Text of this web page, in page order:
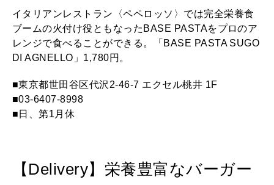
イタリアンレストラン〈ペペロッソ〉では完全栄養食
ブームの火付け役ともなったBASE PASTAをプロのア
レンジで食べることができる。「BASE PASTA SUGO
DI AGNELLO」1,780円。
■東京都世田谷区代沢2-46-7 エクセル桃井 1F
■03-6407-8998
■日、第1月休
【Delivery】栄養豊富なバーガー